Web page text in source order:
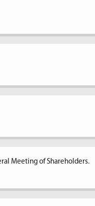
Meeting of Shareholders.